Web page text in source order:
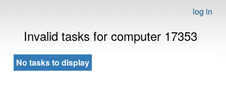
log in
Invalid tasks for computer 17353
No tasks to display